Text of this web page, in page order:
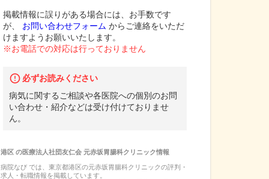
掲載情報に誤りがある場合には、お手数です
が、
お問い合わせフォーム からご連絡をいただ
けますようお願いいたします。
※お電話での対応は行っておりません
必ずお読みください
病気に関するご相談や各医院への個別のお問
い合わせ・紹介などは受け付けておりませ
ん。
港区の医療法人社団友仁会 元赤坂胃腸科クリニック情報
病院なび では、 東京都港区の元赤坂胃腸科クリニックの評判・
求人・転職情報を掲載しています。